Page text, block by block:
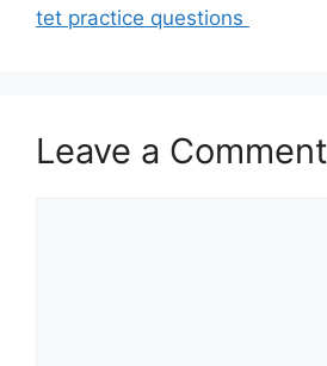
tet practice questions
Leave a Comment